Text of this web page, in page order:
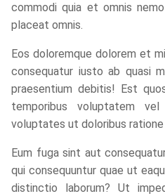
commodi quia et omnis
placeat omnis.
Eos doloremque dolorem et
consequatur iusto ab quasi
praesentium debitis! Est
temporibus voluptatem
voluptates ut doloribus
Eum fuga sint aut
qui consequuntur quae ut
distinctio laborum? Ut